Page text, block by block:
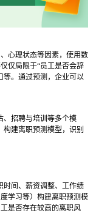
心理状态等因素，使用数
仅局限于“员工是否会辞
等。通过预测，企业可以
、招聘与培训等多个模
建离职预测模型，识别
时间、薪资调整、工作绩
学习等）构建离职预测模
是否存在较高的离职风